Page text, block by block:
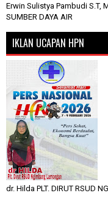
Erwin Sulistya Pambudi S.T,
SUMBER DAYA AIR
IKLAN UCAPAN HPN
dr. Hilda PLT. DIRUT RSUD